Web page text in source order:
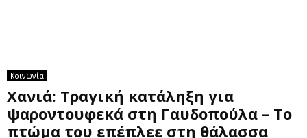
Κοινωνία
Χανιά: Τραγική κατάληξη για
ψαροντουφεκά στη Γαυδοπούλα – Το
πτώμα του επέπλεε στη θάλασσα